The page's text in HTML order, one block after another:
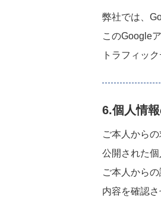
弊社では、
このGoogle
トラフィッ
6.個人情
ご本人から
公開された
ご本人から
内容を確認